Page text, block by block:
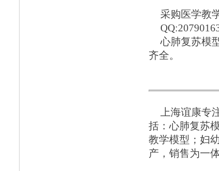
采购医学教
心肺复苏模
齐全。
上海谊康专
括：心肺复苏
教学模型 ； 妇
产，销售为一